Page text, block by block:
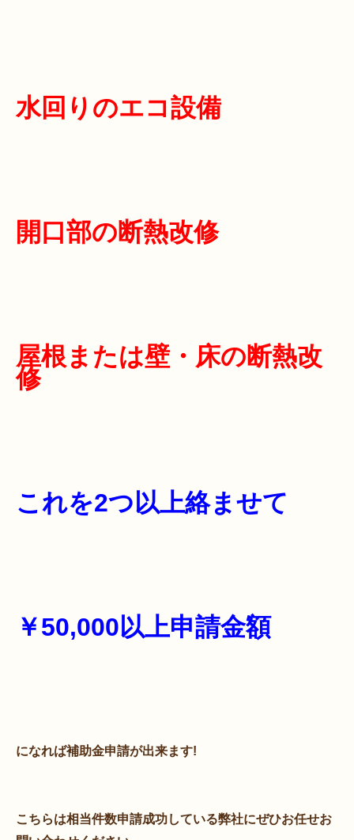
水回りのエコ設備
開口部の断熱改修
屋根または壁・床の断熱改
修
これを2つ以上絡ませて
￥50,000以上申請金額
になれば補助金申請が出来ます!
こちらは相当件数申請成功している弊社にぜひお任せお